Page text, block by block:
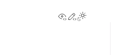
View this page
Edit this